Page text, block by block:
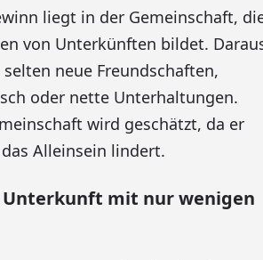
liegt in der Gemeinschaft,
von Unterkünften bildet.
neue Freundschaften,
oder nette Unterhaltungen.
wird geschätzt, da er
Alleinsein lindert.
Unterkunft mit nur wenigen